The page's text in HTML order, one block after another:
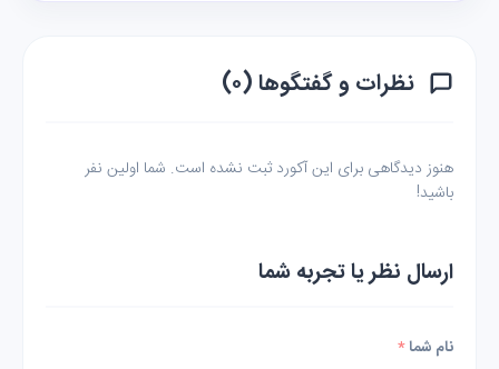
نظرات و گفتگوها (۰)
هنوز دیدگاهی برای این آکورد ثبت نشده است. شما اولین نفر
باشید!
ارسال نظر یا تجربه شما
نام شما*